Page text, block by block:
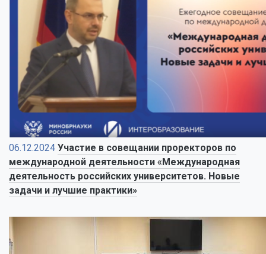
06.12.2024 Участие в совещании проректоров по
международной деятельности «Международная
деятельность российских университетов. Новые
задачи и лучшие практики»